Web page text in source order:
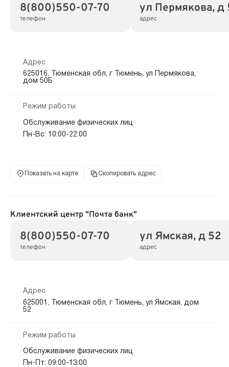
8(800)550-07-70
телефон
ул Пермякова, д
адрес
Адрес
625016, Тюменская обл, г Тюмень, ул Пермякова,
дом 50Б
Режим работы
Обслуживание физических лиц
Пн-Вс: 10:00-22:00
Показать на карте Скопировать адрес
Клиентский центр "Почта банк"
8(800)550-07-70
телефон
ул Ямская, д 52
адрес
Адрес
625001, Тюменская обл, г Тюмень, ул Ямская, дом
52
Режим работы
Обслуживание физических лиц
Пн-Пт: 09:00-13:00